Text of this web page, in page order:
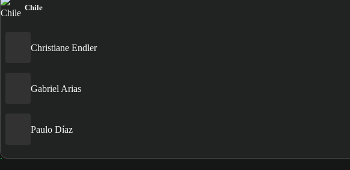
Chile
Christiane Endler
Gabriel Arias
Paulo Díaz